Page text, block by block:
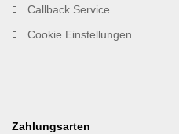
Callback Service
Cookie Einstellungen
Zahlungsarten